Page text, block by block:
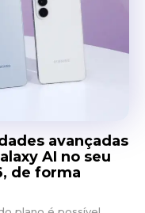
avançadas
AI no seu
de forma